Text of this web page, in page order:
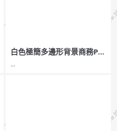
白色極簡多邊形背景商務PP
...